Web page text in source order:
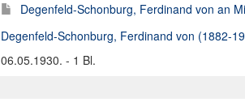
Degenfeld-Schonburg, Ferdinand von an
Degenfeld-Schonburg, Ferdinand von (1882-
06.05.1930. - 1 Bl.